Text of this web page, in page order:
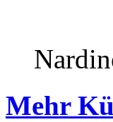
Mehr